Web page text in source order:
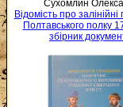
Сухомлин
Відомість про
Полтавського полку
збірник